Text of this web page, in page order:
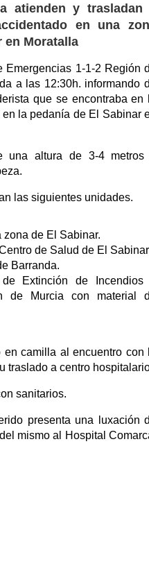
atienden y trasladan
en una
en Moratalla
Emergencias 1-1-2 Región
a las 12:30h. informando
que se encontraba en
la pedanía de El Sabinar
una altura de 3-4 metros
las siguientes unidades.
de El Sabinar.
de Salud de El
Barranda.
Extinción de Incendios
de Murcia con material
en camilla al encuentro con
traslado a centro
sanitarios.
presenta una luxación
mismo al Hospital